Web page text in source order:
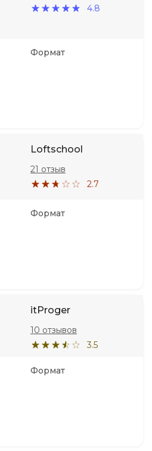
4.8
Формат
Loftschool
2.7
21 отзыв
Формат
itProger
3.5
10 отзывов
Формат